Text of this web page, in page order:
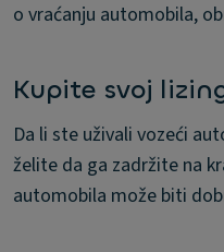
o vraćanju automobila,
Kupite svoj
Da li ste uživali vozeći
želite da ga zadržite na
automobila može biti